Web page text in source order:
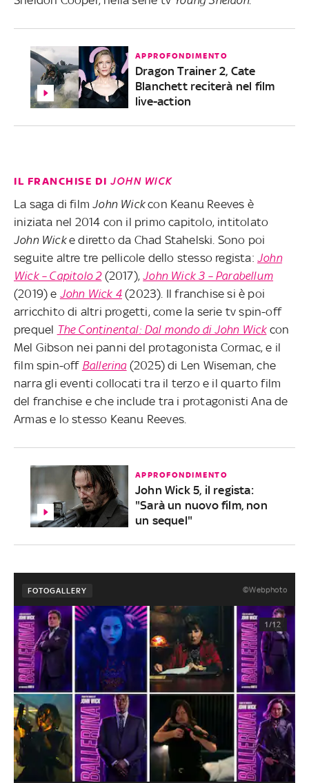
APPROFONDIMENTO
Dragon Trainer 2, Cate
Blanchett reciterà nel film
live-action
IL FRANCHISE DI JOHN WICK
La saga di filmJohn Wickcon Keanu Reeves è
iniziata nel 2014 con il primo capitolo, intitolato
John Wicke diretto da Chad Stahelski. Sono poi
seguite altre tre pellicole dello stesso regista:John
Wick – Capitolo 2(2017),John Wick 3 – Parabellum
(2019) e John Wick 4 (2023). Il franchise si è poi
arricchito di altri progetti, come la serie tv spin-off
prequel The Continental: Dal mondo di John Wickcon
Mel Gibson nei panni del protagonista Cormac, e il
film spin-off Ballerina(2025) di Len Wiseman, che
narra gli eventi collocati tra il terzo e il quarto film
del franchise e che include tra i protagonisti Ana de
Armas e lo stesso Keanu Reeves.
APPROFONDIMENTO
John Wick 5, il regista:
"Sarà un nuovo film, non
un sequel"
FOTOGALLERY ©Webphoto
1/12